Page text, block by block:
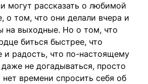
могут рассказать о любимой
о том, что они делали вчера и
на выходные. Но о том, что
биться быстрее, что
и радость, что по-настоящему
не догадываться, просто
нет времени спросить себя об